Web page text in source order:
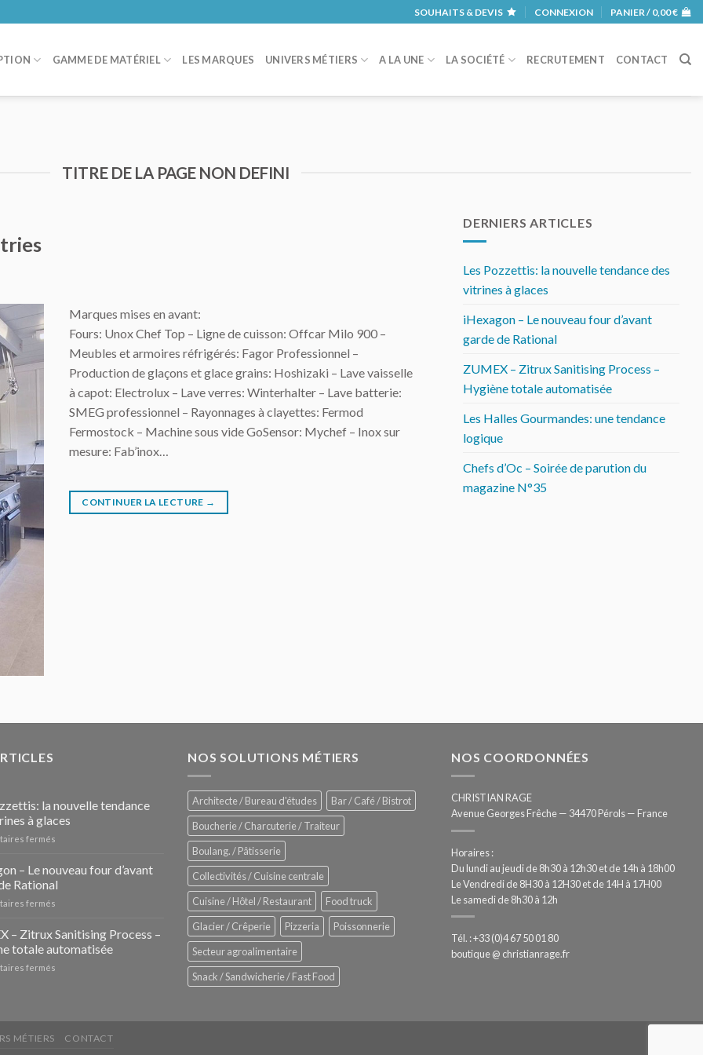
SOUHAITS & DEVIS CONNEXION PANIER / 0,00€
GAMME DE MATÉRIEL LES MARQUES UNIVERS MÉTIERS A LA UNE LA SOCIÉTÉ RECRUTEMENT CONTACT
TITRE DE LA PAGE NON DEFINI
Marques mises en avant:
Fours: Unox Chef Top – Ligne de cuisson: Offcar Milo 900 –
Meubles et armoires réfrigérés: Fagor Professionnel –
Production de glaçons et glace grains: Hoshizaki – Lave vaisselle
à capot: Electrolux – Lave verres: Winterhalter – Lave batterie:
SMEG professionnel – Rayonnages à clayettes: Fermod
Fermostock – Machine sous vide GoSensor: Mychef – Inox sur
mesure: Fab’inox…
CONTINUER LA LECTURE →
DERNIERS ARTICLES
Les Pozzettis: la nouvelle tendance des
vitrines à glaces
iHexagon – Le nouveau four d’avant
garde de Rational
ZUMEX – Zitrux Sanitising Process –
Hygiène totale automatisée
Les Halles Gourmandes: une tendance
logique
Chefs d’Oc – Soirée de parution du
magazine N°35
la nouvelle tendance
à glaces
fermés
Pozzettis:
nouvelle
vitrines
– Le nouveau four d’avant
Rational
fermés
–
nouveau
Rational
– Zitrux Sanitising Process –
totale automatisée
fermés
Sanitising
Process
NOS SOLUTIONS MÉTIERS
Architecte / Bureau d'études
Bar / Café / Bistrot
Boucherie / Charcuterie / Traiteur
Boulang. / Pâtisserie
Collectivités / Cuisine centrale
Cuisine / Hôtel / Restaurant
Food truck
Glacier / Crêperie
Pizzeria
Poissonnerie
Secteur agroalimentaire
Snack / Sandwicherie / Fast Food
NOS COORDONNÉES
CHRISTIAN RAGE
Avenue Georges Frêche — 34470 Pérols — France
Horaires :
Du lundi au jeudi de 8h30 à 12h30 et de 14h à 18h00
Le Vendredi de 8H30 à 12H30 et de 14H à 17H00
Le samedi de 8h30 à 12h
Tél. : +33 (0)4 67 50 01 80
boutique @ christianrage.fr
MÉTIERS CONTACT